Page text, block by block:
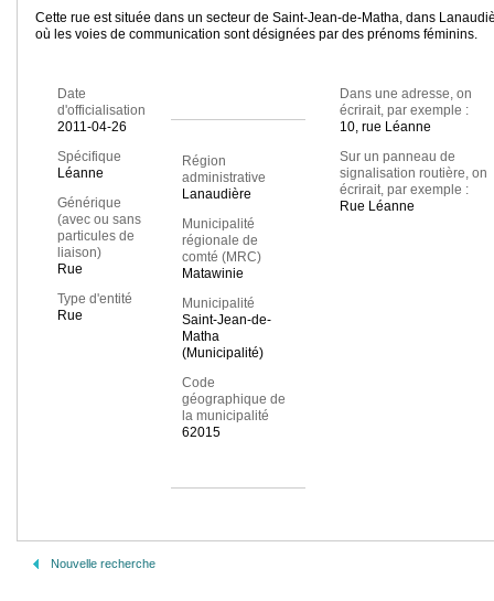
Cette rue est située dans un secteur de Saint-Jean-de-Matha, dans
où les voies de communication sont désignées par des prénoms féminins.
Date
d'officialisation
2011-04-26
Spécifique
Léanne
Générique
(avec ou sans
particules de
liaison)
Rue
Type d'entité
Rue
Région
administrative
Lanaudière
Municipalité
régionale de
comté (MRC)
Matawinie
Municipalité
Saint-Jean-de-
Matha
(Municipalité)
Code
géographique de
la municipalité
62015
Dans une adresse, on
écrirait, par exemple :
10, rue Léanne
Sur un panneau de
signalisation routière, on
écrirait, par exemple :
Rue Léanne
Nouvelle recherche